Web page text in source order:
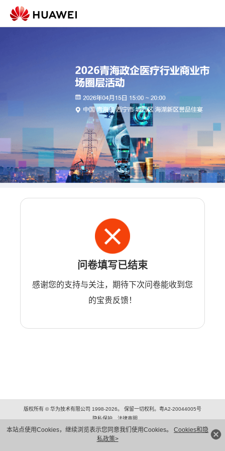
本站点使用Cookies，继续浏览表示您同意我们使用Cookies。 Cookies和隐
私政策>
问卷填写已结束
感谢您的支持与关注，期待下次问卷能收到您
的宝贵反馈！
版权所有 © 华为技术有限公司 1998-2026。 保留一切权利。粤A2-20044005号
隐私保护
法律声明